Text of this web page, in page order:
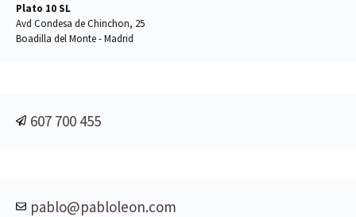
Plato 10 SL
Avd Condesa de Chinchon, 25
Boadilla del Monte - Madrid
607 700 455
pablo@pabloleon.com